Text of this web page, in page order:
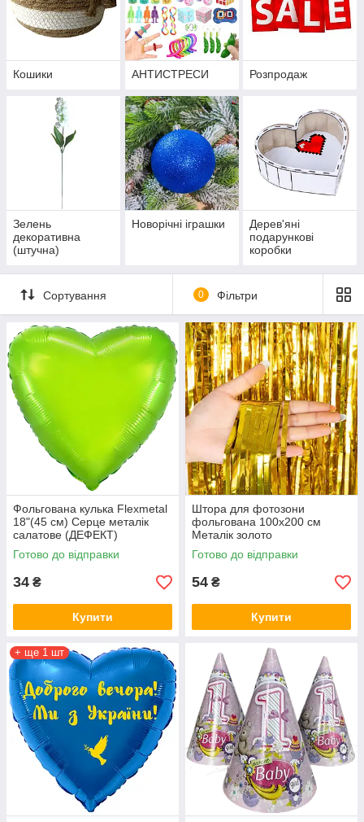
Кошики АНТИСТРЕСИ Розпродаж
Зелень
декоративна
(штучна)
Новорічні іграшки
Дерев'яні
подарункові
коробки
Сортування 0 Фільтри
Фольгована кулька Flexmetal
18"(45 см) Серце металік
салатове (ДЕФЕКТ)
Готово до відправки
34 ₴
Купити
Штора для фотозони
фольгована 100х200 см
Металік золото
Готово до відправки
54 ₴
Купити
+ ще 1 шт